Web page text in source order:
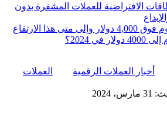
الافتراضية للعملات المشفرة بدون
هذا الارتفاع
2024؟
أخبار العملات الرقمية
العملات
2024